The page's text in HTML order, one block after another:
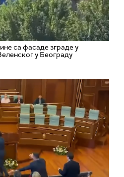
са фасаде зграде у
у Београду